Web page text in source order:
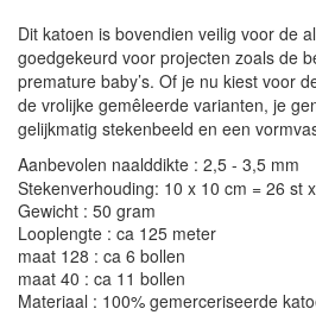
Dit katoen is bovendien veilig voor de
goedgekeurd voor projecten zoals de
premature baby’s. Of je nu kiest voor
de vrolijke gemêleerde varianten, je
gelijkmatig stekenbeeld en een
Aanbevolen naalddikte : 2,5 - 3,5 mm
Stekenverhouding: 10 x 10 cm = 26 st
Gewicht : 50 gram
Looplengte : ca 125 meter
maat 128 : ca 6 bollen
maat 40 : ca 11 bollen
Materiaal : 100% gemerceriseerde